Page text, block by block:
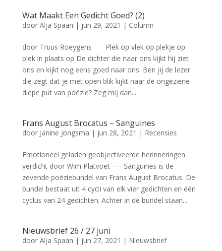
Wat Maakt Een Gedicht Goed? (2)
door Alja Spaan | jun 29, 2021 | Column
door Truus Roeygens Plek op vlek op plekje op
plek in plaats op De dichter die naar ons kijkt hij ziet
ons en kijkt nog eens goed naar ons: Ben jij de lezer
die zegt dat je met open blik kijkt naar de ongeziene
diepe put van poëzie? Zeg mij dan...
Frans August Brocatus – Sanguines
door Janine Jongsma | jun 28, 2021 | Recensies
Emotioneel geladen geobjectiveerde herinneringen
verdicht door Wim Platvoet – – Sanguines is de
zevende poëziebundel van Frans August Brocatus. De
bundel bestaat uit 4 cycli van elk vier gedichten en één
cyclus van 24 gedichten. Achter in de bundel staan...
Nieuwsbrief 26 / 27 juni
door Alja Spaan | jun 27, 2021 | Nieuwsbrief